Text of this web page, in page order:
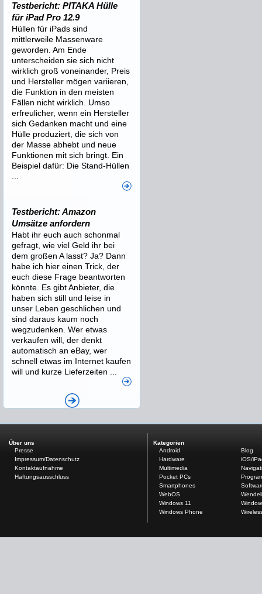
Testbericht: PITAKA Hülle
für iPad Pro 12.9
Hüllen für iPads sind
mittlerweile Massenware
geworden. Am Ende
unterscheiden sie sich nicht
wirklich groß voneinander, Preis
und Hersteller mögen variieren,
die Funktion in den meisten
Fällen nicht wirklich. Umso
erfreulicher, wenn ein Hersteller
sich Gedanken macht und eine
Hülle produziert, die sich von
der Masse abhebt und neue
Funktionen mit sich bringt. Ein
Beispiel dafür: Die Stand-Hüllen
Testbericht: Amazon
Umsätze anfordern
Habt ihr euch auch schonmal
gefragt, wie viel Geld ihr bei
dem großen A lasst? Ja? Dann
habe ich hier einen Trick, der
euch diese Frage beantworten
könnte. Es gibt Anbieter, die
haben sich still und leise in
unser Leben geschlichen und
sind daraus kaum noch
wegzudenken. Wer etwas
verkaufen will, der denkt
automatisch an eBay, wer
schnell etwas im Internet kaufen
will und kurze Lieferzeiten ...
Über uns
Presse
Impressum/Datenschutz
Kontaktaufnahme
Haftungsausschluss
Kategorien
Android
Blog
Hardware
iOS/
Multimedia
Pocket PCs
Smartphones
WebOS
Windows 11
Windows Phone